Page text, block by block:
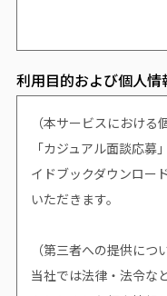
利用目的および個人情
（本サービスにおける
「カジュアル面談応
イドブックダウンロー
いただきます。
（第三者への提供につ
当社では法律・法令な